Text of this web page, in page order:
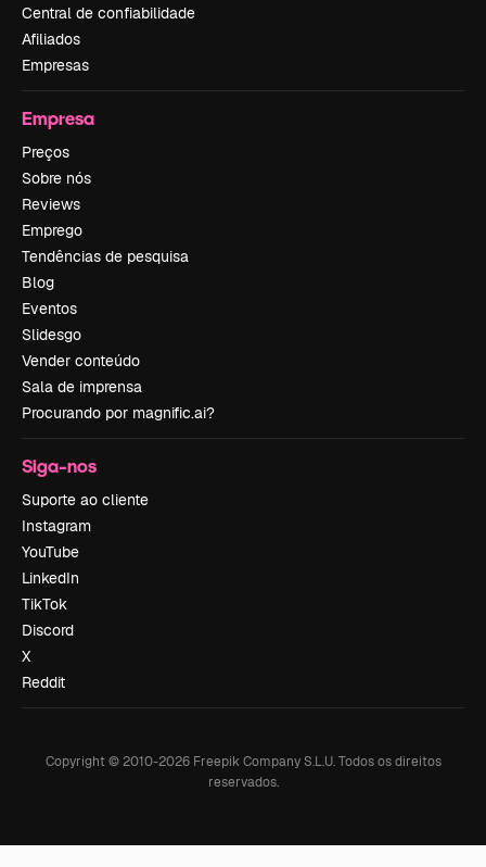
Central de confiabilidade
Afiliados
Empresas
Empresa
Preços
Sobre nós
Reviews
Emprego
Tendências de pesquisa
Blog
Eventos
Slidesgo
Vender conteúdo
Sala de imprensa
Procurando por magnific.ai?
Siga-nos
Suporte ao cliente
Instagram
YouTube
LinkedIn
TikTok
Discord
X
Reddit
Copyright © 2010-2026Freepik Company S.L.U. Todos os direitos
reservados.